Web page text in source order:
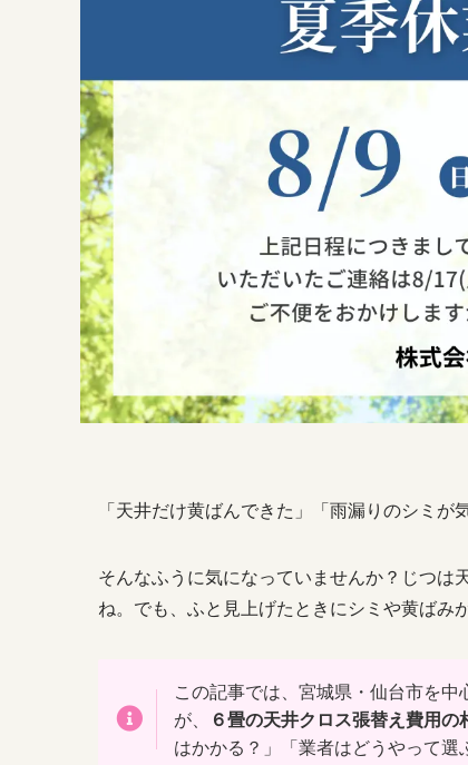
「天井だけ黄ばんできた」「雨漏りのシミが
そんなふうに気になっていませんか？じつは
ね。でも、ふと見上げたときにシミや黄ばみ
この記事では、宮城県・仙台市を
が、
６畳の天井クロス張替え費用の
はかかる？」「業者はどうやって選